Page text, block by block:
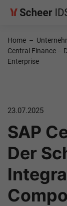
Home –
Central Finance –
Enterprise
23.07.2025
SAP
Der